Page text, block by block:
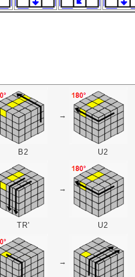
→
B2 U2
→
TR' U2
→